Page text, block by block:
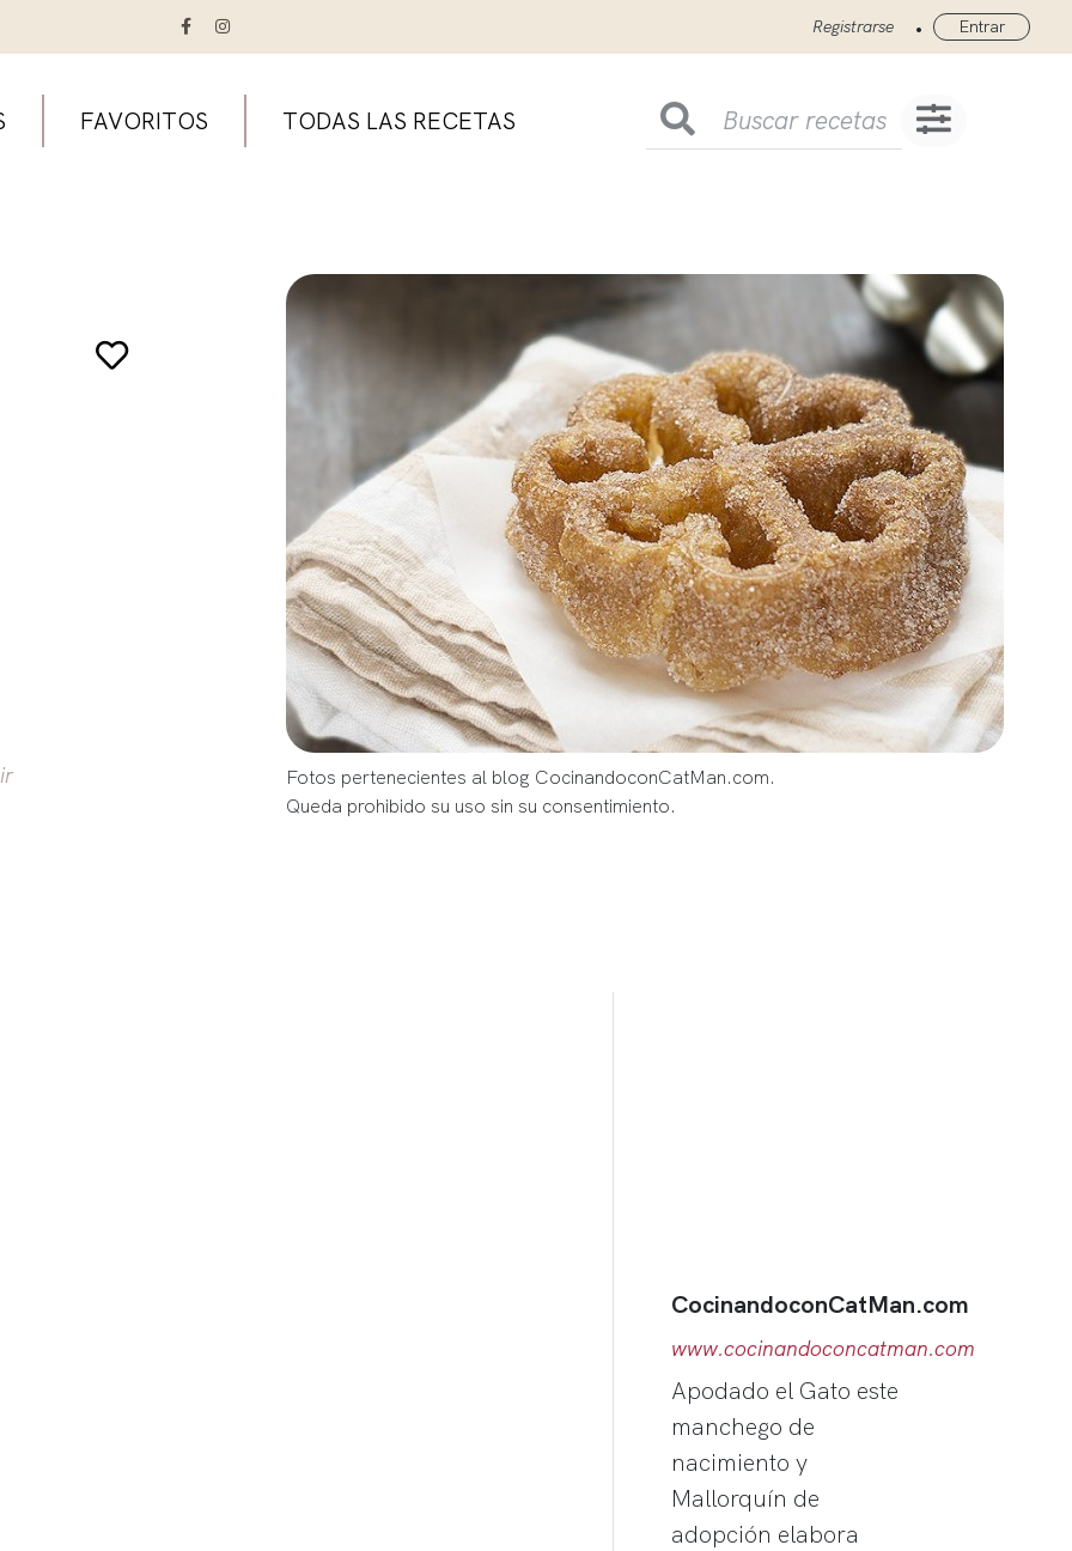
Registrarse • Entrar
FAVORITOS TODAS LAS RECETAS
Fotos pertenecientes al blog CocinandoconCatMan.com.
Queda prohibido su uso sin su consentimiento.
CocinandoconCatMan.com
www.cocinandoconcatman.com
Apodado el Gato este
manchego de
nacimiento y
Mallorquín de
adopción elabora